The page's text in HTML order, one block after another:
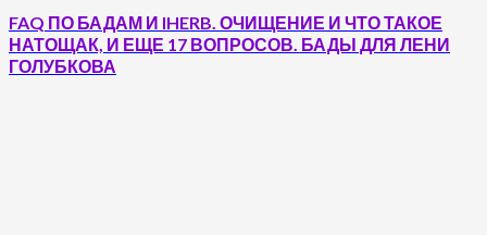
FAQ ПО БАДАМ И IHERB. ОЧИЩЕНИЕ И ЧТО ТАКОЕ
НАТОЩАК, И ЕЩЕ 17 ВОПРОСОВ. БАДЫ ДЛЯ ЛЕНИ
ГОЛУБКОВА